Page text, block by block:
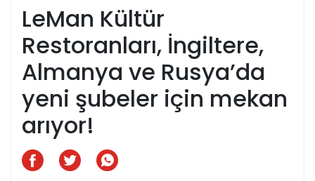
LeMan Kültür
Restoranları, İngiltere,
Almanya ve Rusya’da
yeni şubeler için mekan
arıyor!